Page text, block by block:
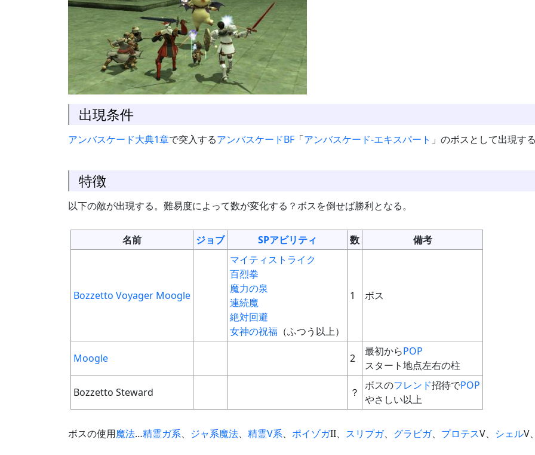
出現条件
アンバスケード大典1章で突入するアンバスケードBF 「アンバスケード-エキスパート 」のボスとして出現す
特徴
以下の敵が出現する。難易度によって数が変化する？ボスを倒せば勝利となる。
名前 ジョブ SPアビリティ 数 備考
Bozzetto Voyager Moogle
マイティストライク
百烈拳
魔力の泉
連続魔
絶対回避
女神の祝福 （ふつう以上）
1 ボス
Moogle 2
最初からPOP
スタート地点左右の柱
Bozzetto Steward ？
ボスのフレンド招待でPOP
やさしい以上
ボスの使用魔法…精霊ガ系、 ジャ系魔法、 精霊V系、 ポイゾガII、 スリプガ、 グラビガ、 プロテスV、 シェルV